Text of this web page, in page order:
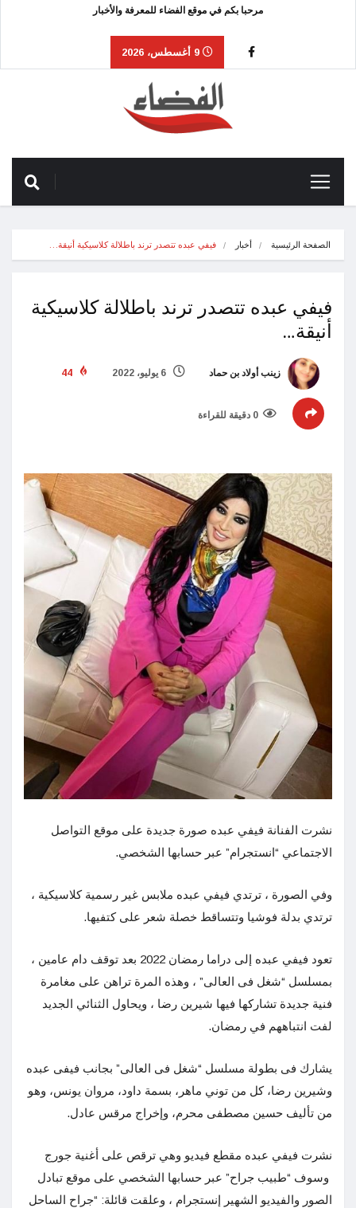
مرحبا بكم في موقع الفضاء للمعرفة والأخبار
الصفحة الرئيسية أخبار فيفي عبده تتصدر ترند باطلالة كلاسيكية أنيقة…
فيفي عبده تتصدر ترند باطلالة كلاسيكية
أنيقة…
زينب أولاد بن حماد
0 دقيقة للقراءة
نشرت الفنانة فيفي عبده صورة جديدة على موقع التواصل
الاجتماعي “انستجرام” عبر حسابها الشخصي.
وفي الصورة ، ترتدي فيفي عبده ملابس غير رسمية كلاسيكية ،
ترتدي بدلة فوشيا وتتساقط خصلة شعر على كتفيها.
تعود فيفي عبده إلى دراما رمضان 2022 بعد توقف دام عامين ،
بمسلسل “شغل فى العالى” ، وهذه المرة تراهن على مغامرة
فنية جديدة تشاركها فيها شيرين رضا ، ويحاول الثنائي الجديد
لفت انتباههم في رمضان.
يشارك فى بطولة مسلسل “شغل فى العالى” بجانب فيفى عبده
وشيرين رضا، كل من توني ماهر، بسمة داود، مروان يونس، وهو
من تأليف حسين مصطفى محرم، وإخراج مرقس عادل.
نشرت فيفي عبده مقطع فيديو وهي ترقص على أغنية جورج
وسوف “طبيب جراح” عبر حسابها الشخصي على موقع تبادل
الصور والفيديو الشهير إنستجرام ، وعلقت قائلة: “جراح الساحل